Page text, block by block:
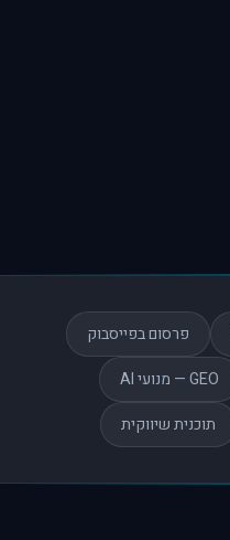
פרסום בפייסבוק
GEO — מנועי AI
תוכנית שיווקית